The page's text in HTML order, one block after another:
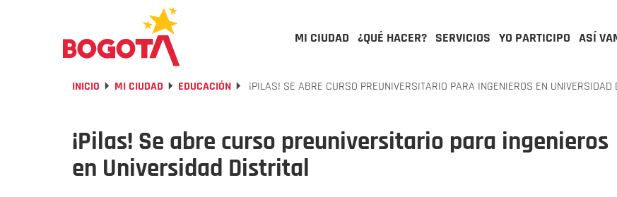
MI CIUDAD ¿QUÉ HACER? SERVICIOS YO PARTICIPO ASÍ
INICIO MI CIUDAD EDUCACIÓN ¡PILAS! SE ABRE CURSO PREUNIVERSITARIO PARA INGENIEROS EN UNIVERSIDAD
¡Pilas! Se abre curso preuniversitario para ingenieros
en Universidad Distrital